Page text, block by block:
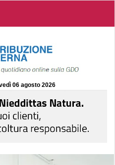
06 agosto 2026